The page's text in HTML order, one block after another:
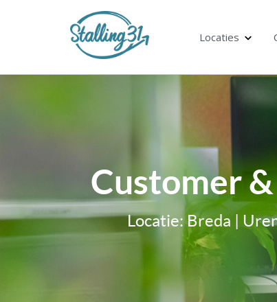
Locaties
Customer
Locatie: Breda |